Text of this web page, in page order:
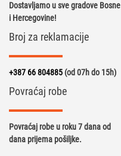
Dostavljamo u sve gradove Bosne
i Hercegovine!
Broj za reklamacije
+387 66 804885 (od 07h do 15h)
Povraćaj robe
Povraćaj robe u roku 7 dana od
dana prijema pošiljke.